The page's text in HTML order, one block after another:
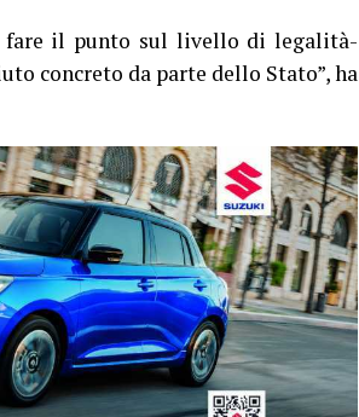
fare il punto sul livello di legalità-
concreto da parte dello Stato”, ha